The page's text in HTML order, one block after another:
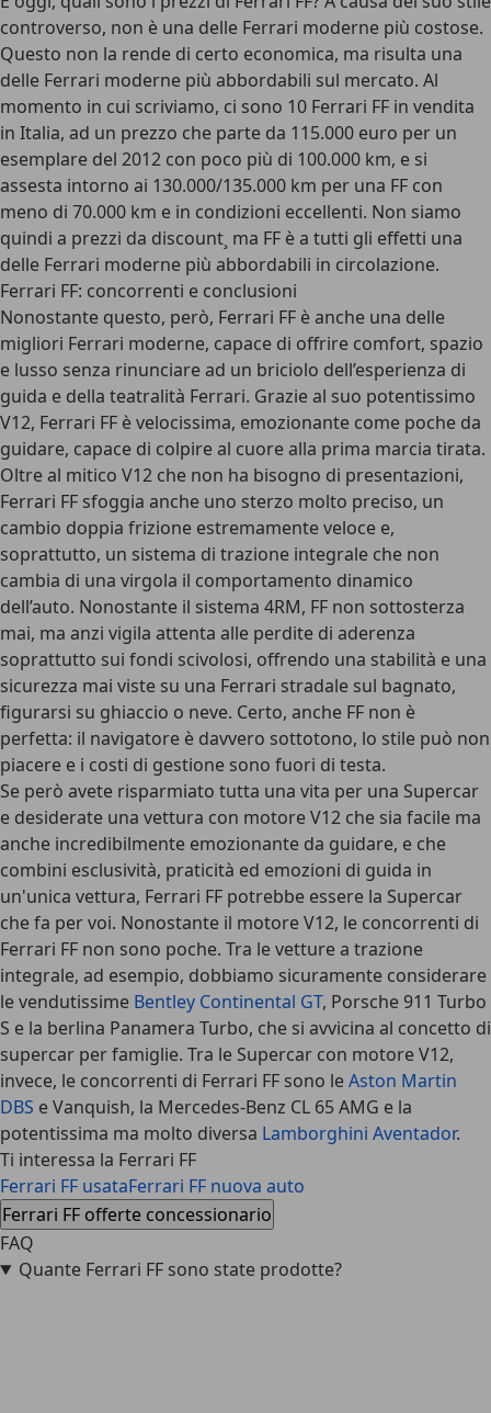
controverso, non è una delle Ferrari moderne più costose.
Questo non la rende di certo economica, ma risulta una
delle Ferrari moderne più abbordabili sul mercato. Al
momento in cui scriviamo, ci sono 10 Ferrari FF in vendita
in Italia, ad un prezzo che parte da 115.000 euro per un
esemplare del 2012 con poco più di 100.000 km, e si
assesta intorno ai 130.000/135.000 km per una FF con
meno di 70.000 km e in condizioni eccellenti. Non siamo
quindi a prezzi da discount¸ ma FF è a tutti gli effetti una
delle Ferrari moderne più abbordabili in circolazione.
Ferrari FF: concorrenti e conclusioni
Nonostante questo, però, Ferrari FF è anche una delle
migliori Ferrari moderne, capace di offrire comfort, spazio
e lusso senza rinunciare ad un briciolo dell’esperienza di
guida e della teatralità Ferrari. Grazie al suo potentissimo
V12, Ferrari FF è velocissima, emozionante come poche da
guidare, capace di colpire al cuore alla prima marcia tirata.
Oltre al mitico V12 che non ha bisogno di presentazioni,
Ferrari FF sfoggia anche uno sterzo molto preciso, un
cambio doppia frizione estremamente veloce e,
soprattutto, un sistema di trazione integrale che non
cambia di una virgola il comportamento dinamico
dell’auto. Nonostante il sistema 4RM, FF non sottosterza
mai, ma anzi vigila attenta alle perdite di aderenza
soprattutto sui fondi scivolosi, offrendo una stabilità e una
sicurezza mai viste su una Ferrari stradale sul bagnato,
figurarsi su ghiaccio o neve. Certo, anche FF non è
perfetta: il navigatore è davvero sottotono, lo stile può non
piacere e i costi di gestione sono fuori di testa.
Se però avete risparmiato tutta una vita per una Supercar
e desiderate una vettura con motore V12 che sia facile ma
anche incredibilmente emozionante da guidare, e che
combini esclusività, praticità ed emozioni di guida in
un'unica vettura, Ferrari FF potrebbe essere la Supercar
che fa per voi. Nonostante il motore V12, le concorrenti di
Ferrari FF non sono poche. Tra le vetture a trazione
integrale, ad esempio, dobbiamo sicuramente considerare
le vendutissime Bentley Continental GT, Porsche 911 Turbo
S e la berlina Panamera Turbo, che si avvicina al concetto di
supercar per famiglie. Tra le Supercar con motore V12,
invece, le concorrenti di Ferrari FF sono leAston Martin
DBS e Vanquish, la Mercedes-Benz CL 65 AMG e la
potentissima ma molto diversa Lamborghini Aventador.
Ti interessa la Ferrari FF
Ferrari FF usataFerrari FF nuova auto
Ferrari FF offerte concessionario
FAQ
Quante Ferrari FF sono state prodotte?